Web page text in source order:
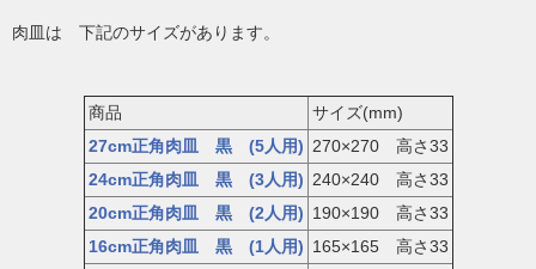
肉皿は 下記のサイズがあります。
商品
サイズ(mm)
27cm正角肉皿 黒 (5人用) 270×270 高さ33
24cm正角肉皿 黒 (3人用) 240×240 高さ33
20cm正角肉皿 黒 (2人用) 190×190 高さ33
16cm正角肉皿 黒 (1人用) 165×165 高さ33